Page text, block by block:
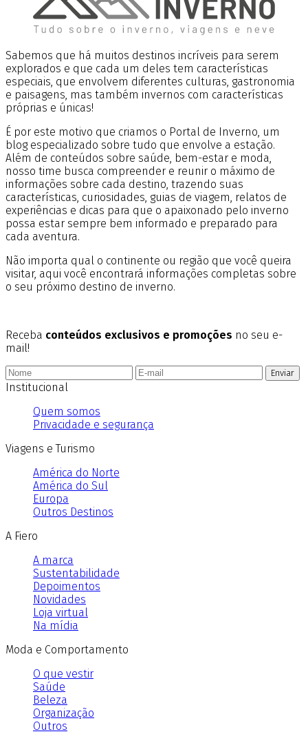
Sabemos que há muitos destinos incríveis para serem
explorados e que cada um deles tem características
especiais, que envolvem diferentes culturas, gastronomia
e paisagens, mas também invernos com características
próprias e únicas!
É por este motivo que criamos o Portal de Inverno, um
blog especializado sobre tudo que envolve a estação.
Além de conteúdos sobre saúde, bem-estar e moda,
nosso time busca compreender e reunir o máximo de
informações sobre cada destino, trazendo suas
características, curiosidades, guias de viagem, relatos de
experiências e dicas para que o apaixonado pelo inverno
possa estar sempre bem informado e preparado para
cada aventura.
Não importa qual o continente ou região que você queira
visitar, aqui você encontrará informações completas sobre
o seu próximo destino de inverno.
Receba conteúdos exclusivos e promoções no seu e-
mail!
Enviar
Institucional
Quem somos
Privacidade e segurança
Viagens e Turismo
América do Norte
América do Sul
Europa
Outros Destinos
A Fiero
A marca
Sustentabilidade
Depoimentos
Novidades
Loja virtual
Na mídia
Moda e Comportamento
O que vestir
Saúde
Beleza
Organização
Outros